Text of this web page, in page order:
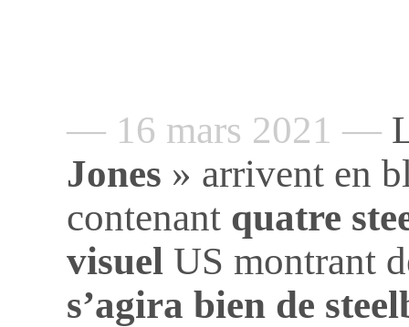
— 16 mars 2021 —
Jones » arrivent en
contenant quatre
visuel US montrant
s’agira bien de